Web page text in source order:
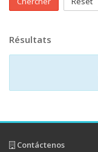
Résultats
Contáctenos